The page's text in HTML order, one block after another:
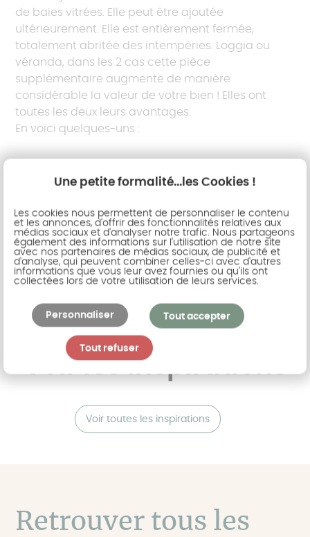
de baies vitrées. Elle peut être ajoutée
ultérieurement. Elle est entièrement fermée,
totalement abritée des intempéries. Loggia ou
véranda, dans les 2 cas cette pièce
supplémentaire augmente de manière
considérable la valeur de votre bien ! Elles ont
toutes les deux leurs avantages.
En voici quelques-uns :
valeur au logement,
elles vous couvrent des intempéries,
elles vous protègent de la chaleur,
elles agrandissent la surface habitable,
elles sont aménageables selon vos envies.
Voir les inspirations
Voir toutes les inspirations
Retrouver tous les
Une petite formalité...les Cookies !
Les cookies nous permettent de personnaliser le contenu
et les annonces, d'offrir des fonctionnalités relatives aux
médias sociaux et d'analyser notre trafic. Nous partageons
également des informations sur l'utilisation de notre site
avec nos partenaires de médias sociaux, de publicité et
d'analyse, qui peuvent combiner celles-ci avec d'autres
informations que vous leur avez fournies ou qu'ils ont
collectées lors de votre utilisation de leurs services.
Tout accepter
Tout refuser
Personnaliser